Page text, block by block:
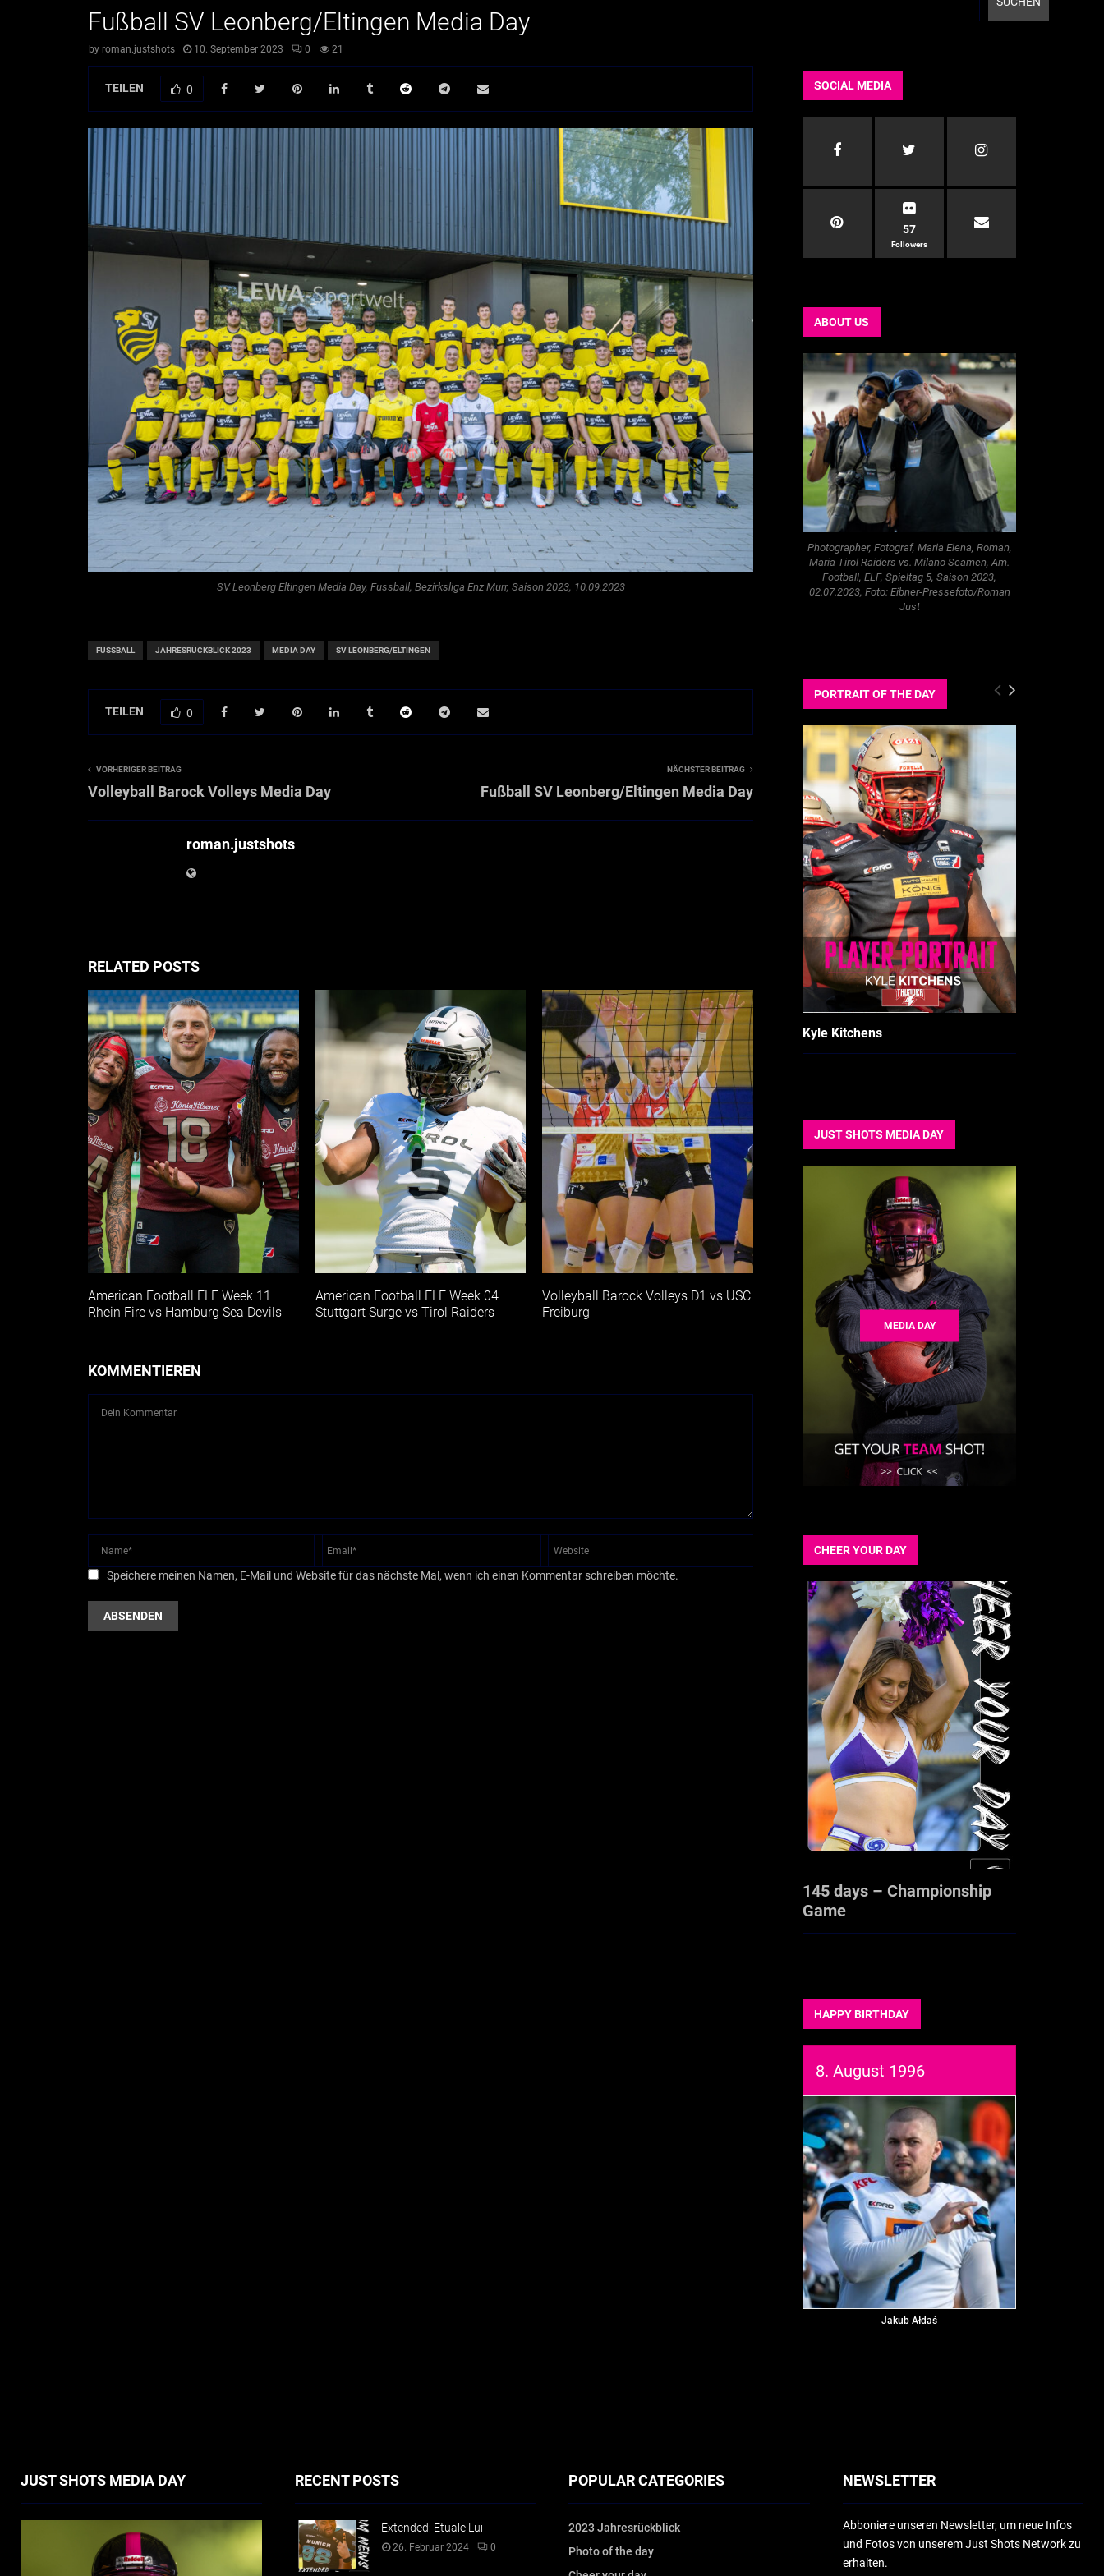
Fußball SV Leonberg/Eltingen Media Day
by roman.justshots 10. September 2023 0 21
TEILEN 0
SV Leonberg Eltingen Media Day, Fussball, Bezirksliga Enz Murr, Saison 2023, 10.09.2023
FUSSBALL JAHRESRÜCKBLICK 2023 MEDIA DAY SV LEONBERG/ELTINGEN
TEILEN 0
VORHERIGER BEITRAG
Volleyball Barock Volleys Media Day
NÄCHSTER BEITRAG
Fußball SV Leonberg/Eltingen Media Day
roman.justshots
RELATED POSTS
American Football ELF Week 11
Rhein Fire vs Hamburg Sea Devils
American Football ELF Week 04
Stuttgart Surge vs Tirol Raiders
Volleyball Barock Volleys D1 vs USC
Freiburg
KOMMENTIEREN
Speichere meinen Namen, E-Mail und Website für das nächste Mal, wenn ich einen Kommentar schreiben möchte.
SOCIAL MEDIA
57
Followers
ABOUT US
Photographer, Fotograf, Maria Elena, Roman,
Maria Tirol Raiders vs. Milano Seamen, Am.
Football, ELF, Spieltag 5, Saison 2023,
02.07.2023, Foto: Eibner-Pressefoto/Roman
Just
PORTRAIT OF THE DAY
Kyle Kitchens
JUST SHOTS MEDIA DAY
MEDIA DAY
CHEER YOUR DAY
145 days – Championship
Game
HAPPY BIRTHDAY
8. August 1996
Jakub Ałdaś
JUST SHOTS MEDIA DAY RECENT POSTS
Extended: Etuale Lui
26. Februar 2024 0
POPULAR CATEGORIES
2023 Jahresrückblick
Photo of the day
NEWSLETTER
Abboniere unseren Newsletter, um neue Infos
und Fotos von unserem Just Shots Network zu
erhalten.